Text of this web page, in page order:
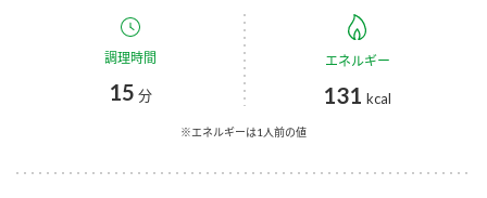
スープ 中華
お酢ドリンク
つゆ
企業理念
ミツカンの歴史
ミツカンを知る
環境への取り組み
調理時間
15 分
エネルギー
131 kcal
※エネルギーは1人前の値